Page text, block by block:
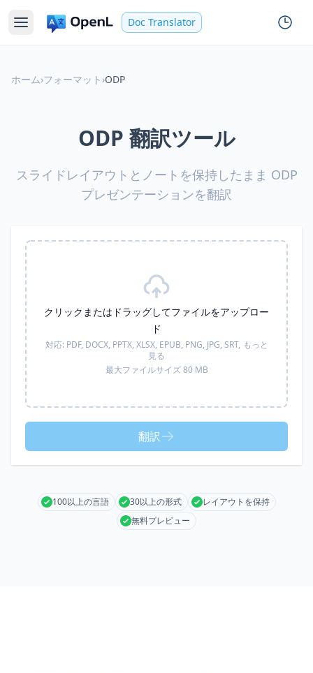
Doc Translator
ホーム›フォーマット ›ODP
ODP 翻訳ツール
スライドレイアウトとノートを保持したまま ODP
プレゼンテーションを翻訳
クリックまたはドラッグしてファイルをアップロー
ド
対応: PDF, DOCX, PPTX, XLSX, EPUB, PNG, JPG, SRT, もっと
見る
最大ファイルサイズ 80 MB
翻訳
100以上の言語 30以上の形式
レイアウトを保持
無料プレビュー